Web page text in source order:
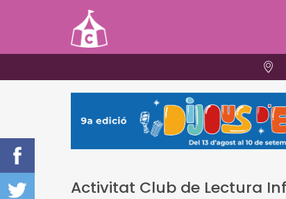
Activitat Club de Lectura